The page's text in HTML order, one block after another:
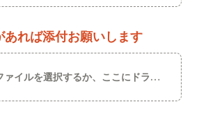
あれば添付お願いします
ァイルを選択するか、ここにドラッグして